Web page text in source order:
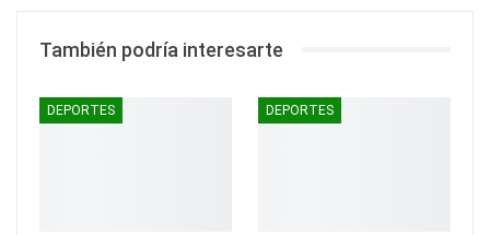
También podría interesarte
DEPORTES DEPORTES